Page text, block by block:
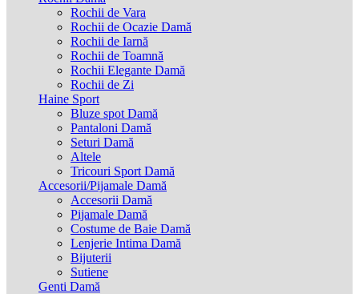
Rochii de Vara
Rochii de Ocazie Damă
Rochii de Iarnă
Rochii de Toamnă
Rochii Elegante Damă
Rochii de Zi
Haine Sport
Bluze spot Damă
Pantaloni Damă
Seturi Damă
Altele
Tricouri Sport Damă
Accesorii/Pijamale Damă
Accesorii Damă
Pijamale Damă
Costume de Baie Damă
Lenjerie Intima Damă
Bijuterii
Sutiene
Genti Damă